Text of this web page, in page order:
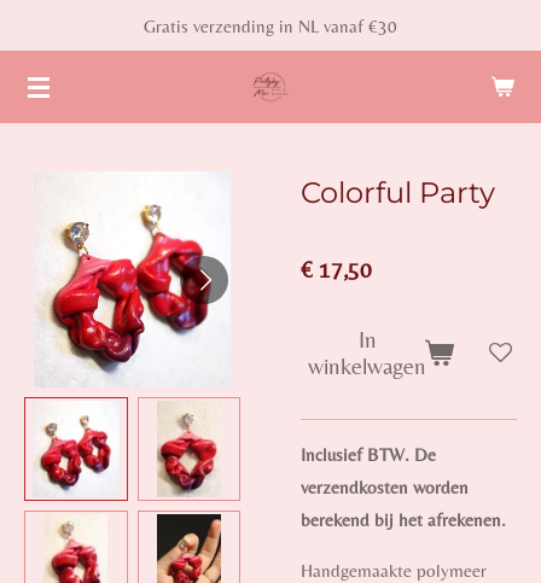
naar
de
Gratis verzending in NL vanaf €30
Colorful Party
€ 17,50
In
winkelwagen
Inclusief BTW. De
verzendkosten worden
berekend bij het afrekenen.
Handgemaakte polymeer